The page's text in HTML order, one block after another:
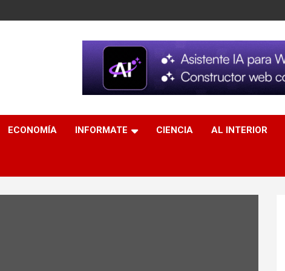
ECONOMÍA INFORMATE CIENCIA AL INTERIOR